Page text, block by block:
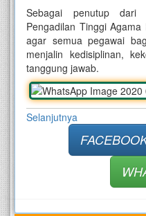
Sebagai penutup
Pengadilan Tinggi
agar semua pegawai
menjalin kedisiplinan,
tanggung jawab.
Selanjutnya